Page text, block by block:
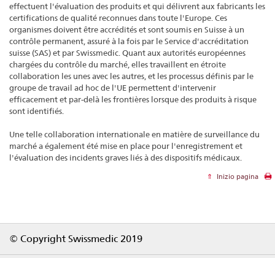
effectuent l'évaluation des produits et qui délivrent aux fabricants les
certifications de qualité reconnues dans toute l'Europe. Ces
organismes doivent être accrédités et sont soumis en Suisse à un
contrôle permanent, assuré à la fois par le Service d'accréditation
suisse (SAS) et par Swissmedic. Quant aux autorités européennes
chargées du contrôle du marché, elles travaillent en étroite
collaboration les unes avec les autres, et les processus définis par le
groupe de travail ad hoc de l'UE permettent d'intervenir
efficacement et par-delà les frontières lorsque des produits à risque
sont identifiés.
Une telle collaboration internationale en matière de surveillance du
marché a également été mise en place pour l'enregistrement et
l'évaluation des incidents graves liés à des dispositifs médicaux.
Inizio pagina
© Copyright Swissmedic 2019